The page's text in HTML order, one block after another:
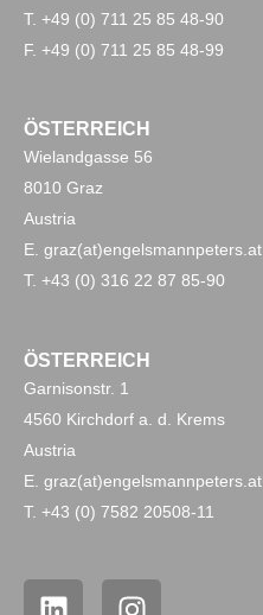
T. +49 (0) 711 25 85 48-90
F. +49 (0) 711 25 85 48-99
ÖSTERREICH
Wielandgasse 56
8010 Graz
Austria
E. graz(at)engelsmannpeters.at
T. +43 (0) 316 22 87 85-90
ÖSTERREICH
Garnisonstr. 1
4560 Kirchdorf a. d. Krems
Austria
E. graz(at)engelsmannpeters.at
T. +43 (0) 7582 20508-11
L
I